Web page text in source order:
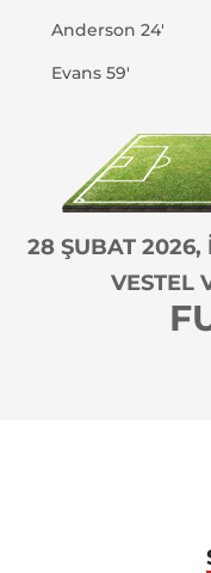
Anderson 24'
Evans 59'
28 ŞUBAT 2026,
VESTEL